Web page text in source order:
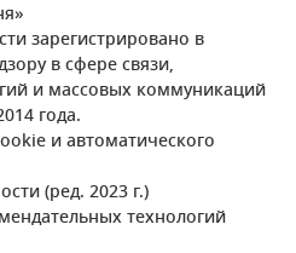
зарегистрировано в
в сфере связи,
и массовых коммуникаций
года.
и автоматического
(ред. 2023 г.)
технологий